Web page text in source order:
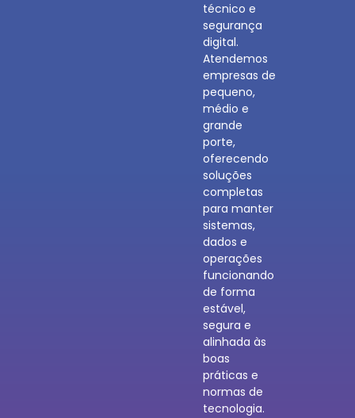
técnico e
segurança
digital.
Atendemos
empresas de
pequeno,
médio e
grande
porte,
oferecendo
soluções
completas
para manter
sistemas,
dados e
operações
funcionando
de forma
estável,
segura e
alinhada às
boas
práticas e
normas de
tecnologia.